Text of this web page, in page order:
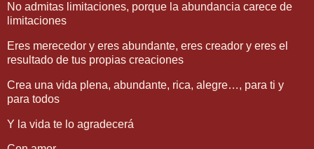
No admitas limitaciones, porque la abundancia carece de
limitaciones
Eres merecedor y eres abundante, eres creador y eres el
resultado de tus propias creaciones
Crea una vida plena, abundante, rica, alegre…, para ti y
para todos
Y la vida te lo agradecerá